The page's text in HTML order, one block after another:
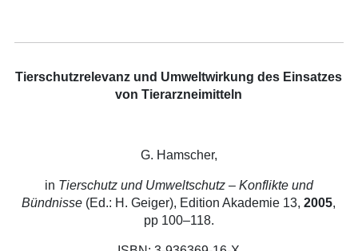
Tierschutzrelevanz und Umweltwirkung des Einsatzes
von Tierarzneimitteln
G. Hamscher,
in Tierschutz und Umweltschutz – Konflikte und
Bündnisse (Ed.: H. Geiger), Edition Akademie 13,2005,
pp 100–118.